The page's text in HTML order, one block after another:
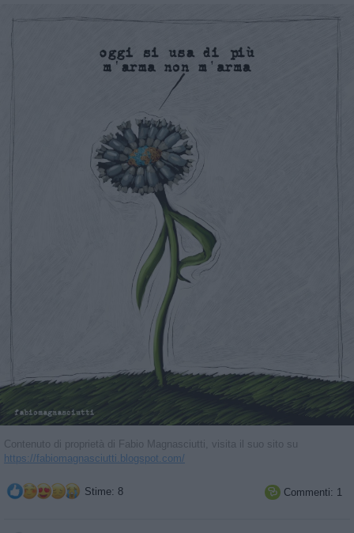
Contenuto di proprietà di Fabio Magnasciutti, visita il suo sito su
https://fabiomagnasciutti.blogspot.com/
Stime: 8  Commenti: 1